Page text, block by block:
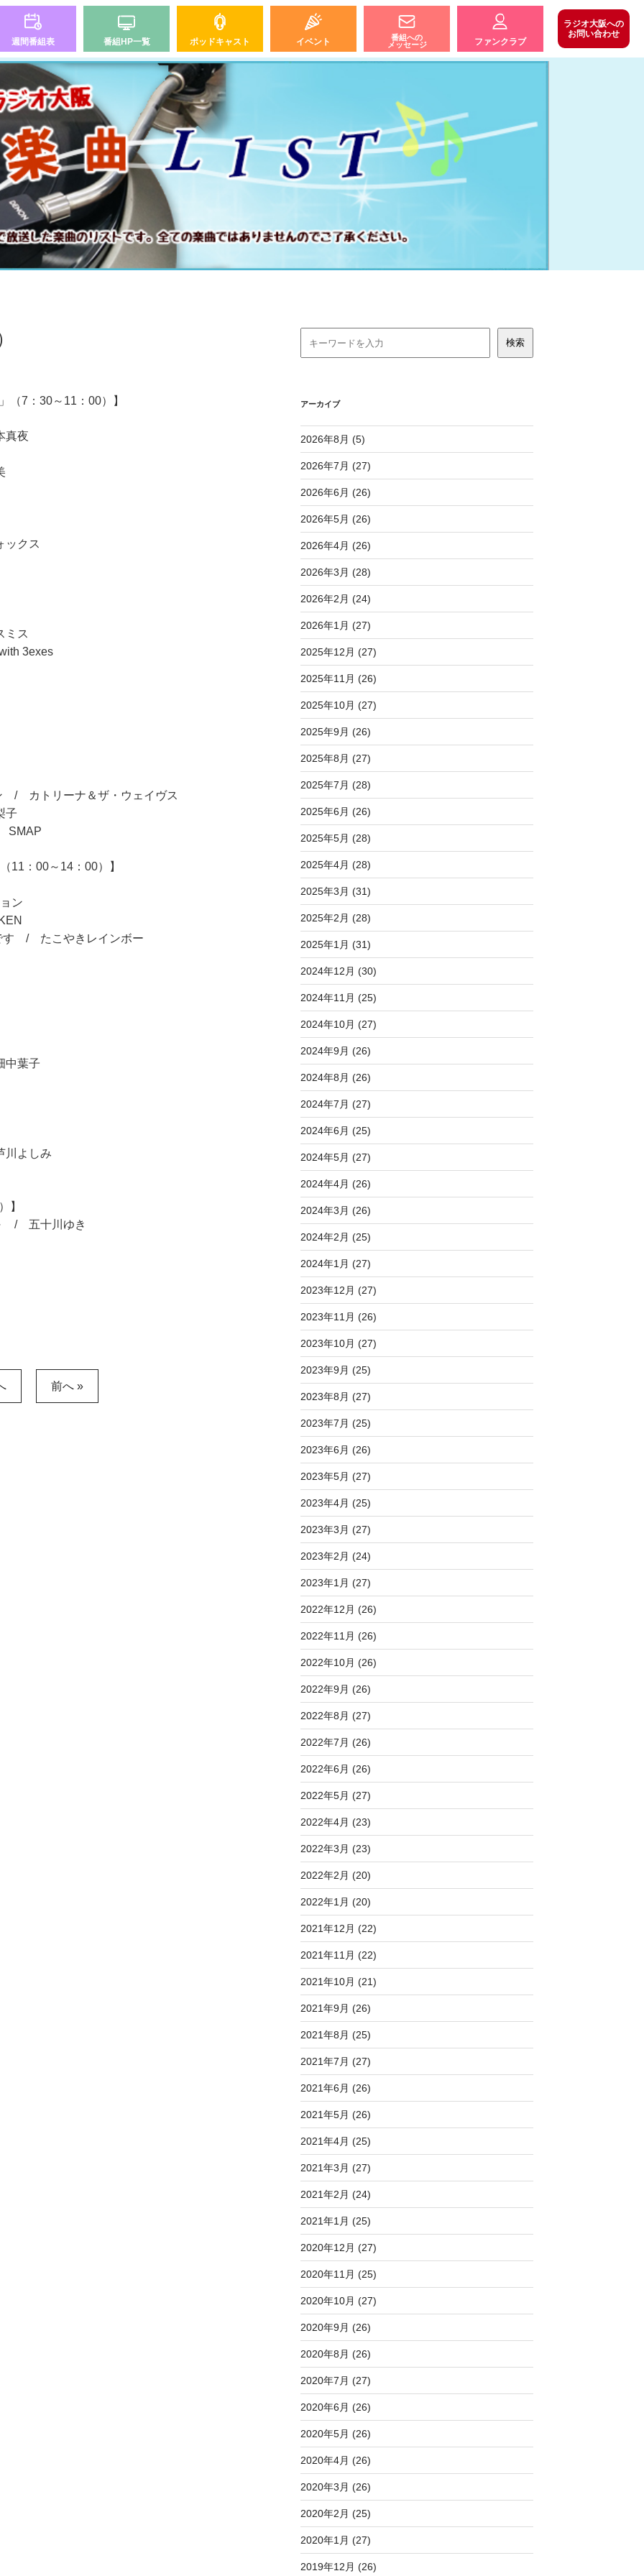
週間番組表 番組HP一覧 ポッドキャスト イベント
番組への
メッセージ
ファンクラブ
ラジオ大阪への
お問い合わせ
（7：30～11：00）】
真夜
クス
ス
3exes
/ カトリーナ＆ザ・ウェイヴス
子
SMAP
11：00～14：00）】
ン
/ たこやきレインボー
葉子
よしみ
】
/ 五十川ゆき
前へ »
アーカイブ
2026年8月 (5)
2026年7月 (27)
2026年6月 (26)
2026年5月 (26)
2026年4月 (26)
2026年3月 (28)
2026年2月 (24)
2026年1月 (27)
2025年12月 (27)
2025年11月 (26)
2025年10月 (27)
2025年9月 (26)
2025年8月 (27)
2025年7月 (28)
2025年6月 (26)
2025年5月 (28)
2025年4月 (28)
2025年3月 (31)
2025年2月 (28)
2025年1月 (31)
2024年12月 (30)
2024年11月 (25)
2024年10月 (27)
2024年9月 (26)
2024年8月 (26)
2024年7月 (27)
2024年6月 (25)
2024年5月 (27)
2024年4月 (26)
2024年3月 (26)
2024年2月 (25)
2024年1月 (27)
2023年12月 (27)
2023年11月 (26)
2023年10月 (27)
2023年9月 (25)
2023年8月 (27)
2023年7月 (25)
2023年6月 (26)
2023年5月 (27)
2023年4月 (25)
2023年3月 (27)
2023年2月 (24)
2023年1月 (27)
2022年12月 (26)
2022年11月 (26)
2022年10月 (26)
2022年9月 (26)
2022年8月 (27)
2022年7月 (26)
2022年6月 (26)
2022年5月 (27)
2022年4月 (23)
2022年3月 (23)
2022年2月 (20)
2022年1月 (20)
2021年12月 (22)
2021年11月 (22)
2021年10月 (21)
2021年9月 (26)
2021年8月 (25)
2021年7月 (27)
2021年6月 (26)
2021年5月 (26)
2021年4月 (25)
2021年3月 (27)
2021年2月 (24)
2021年1月 (25)
2020年12月 (27)
2020年11月 (25)
2020年10月 (27)
2020年9月 (26)
2020年8月 (26)
2020年7月 (27)
2020年6月 (26)
2020年5月 (26)
2020年4月 (26)
2020年3月 (26)
2020年2月 (25)
2020年1月 (27)
2019年12月 (26)